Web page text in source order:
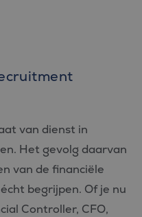
van dienst in
Het gevolg daarvan
van de financiële
begrijpen. Of je nu
Controller, CFO,